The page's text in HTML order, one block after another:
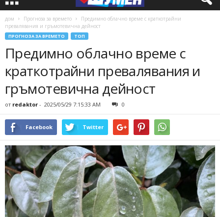
дом Прогноза за времето
Предимно облачно време с краткотрайни
превалявания и гръмотевична дейност
ПРОГНОЗА ЗА ВРЕМЕТО ТОП
Предимно облачно време с
краткотрайни превалявания и
гръмотевична дейност
от redaktor - 2025/05/29 7:15:33 AM 0
Facebook Twitter